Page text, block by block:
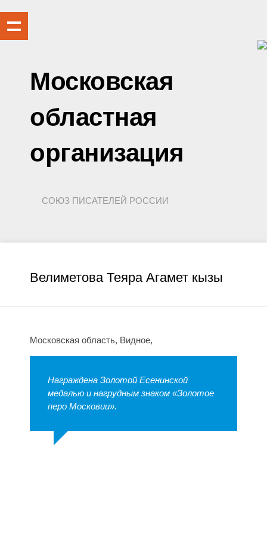
Московская
областная
организация
СОЮЗ ПИСАТЕЛЕЙ РОССИИ
Велиметова Теяра Агамет кызы
Московская область, Видное,
Награждена Золотой Есенинской
медалью и нагрудным знаком «Золотое
перо Московии».